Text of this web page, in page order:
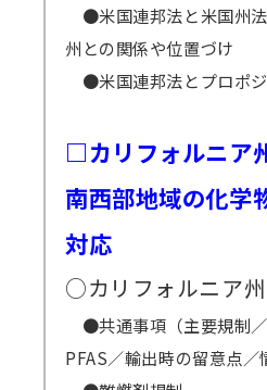
●米国連邦法と米国州
州との関係や位置づけ
●米国連邦法とプロポ
□カリフォルニア
南西部地域の化学
対応
○カリフォルニア州
●共通事項（主要規制
PFAS／輸出時の留意点／